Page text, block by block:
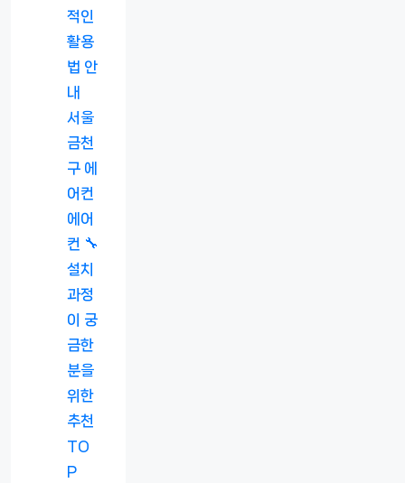
적인
활용
법 안
내
서울
금천
구 에
어컨
에어
컨 🔧
설치
과정
이 궁
금한
분을
위한
추천
TO
P